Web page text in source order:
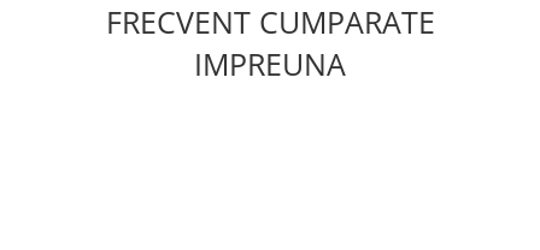
FRECVENT CUMPARATE
IMPREUNA